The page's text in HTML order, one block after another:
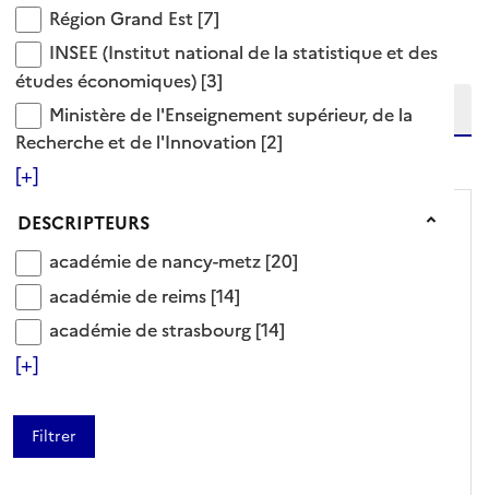
Région Grand Est
Région Grand Est [7]
INSEE (Institut national de la statistique et des
INSEE (Institut national de la statistique et des
études économiques) [3]
Ministère de l'Enseignement supérieur, de la
Ministère de l'Enseignement supérieur, de la
Recherche et de l'Innovation [2]
[+]
Descripteurs
DESCRIPTEURS
académie de nancy-metz
académie de nancy-metz [20]
académie de reims
académie de reims [14]
académie de strasbourg
académie de strasbourg [14]
[+]
Tris disponibles (Ouverture d'une modale)
Affiner la recherche
Etendre la recherche sur
niveau(x) vers le bas
Les portraits de territoires